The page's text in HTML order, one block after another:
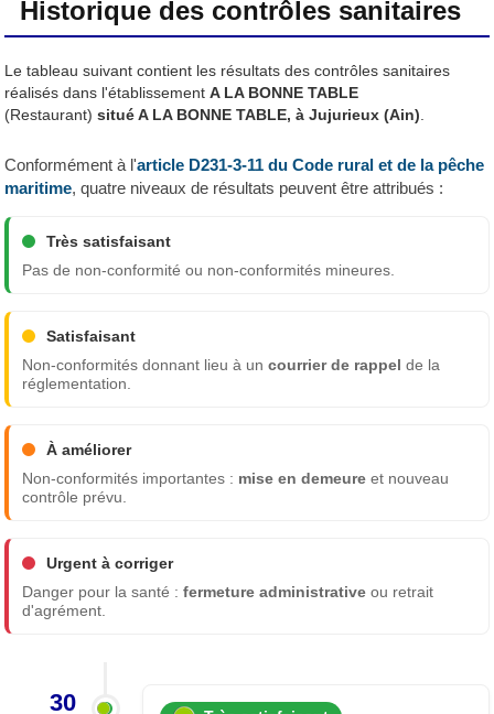
Historique des contrôles sanitaires
Le tableau suivant contient les résultats des contrôles sanitaires
réalisés dans l'établissementA LA BONNE TABLE
(Restaurant) situé A LA BONNE TABLE, à Jujurieux (Ain)
Conformément à l'article D231-3-11 du Code rural et de la pêche
maritime, quatre niveaux de résultats peuvent être attribués :
Très satisfaisant
Pas de non-conformité ou non-conformités mineures.
Satisfaisant
Non-conformités donnant lieu à uncourrier de rappel de la
réglementation.
À améliorer
Non-conformités importantes : mise en demeure et nouveau
contrôle prévu.
Urgent à corriger
Danger pour la santé :fermeture administrative ou retrait
d'agrément.
30